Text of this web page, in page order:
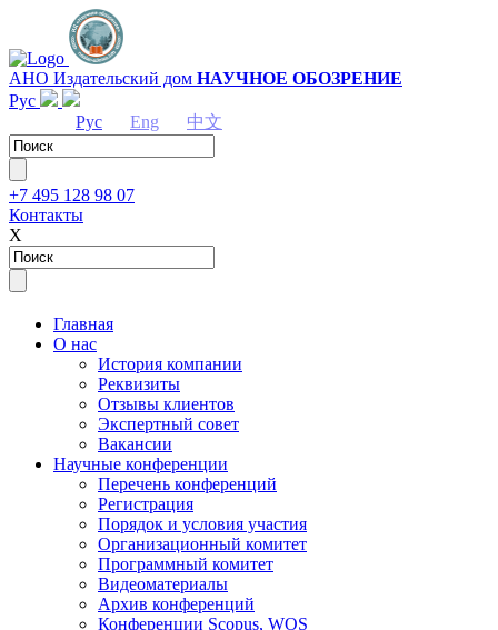
АНО Издательский дом НАУЧНОЕ ОБОЗРЕНИЕ
Рус
Рус
Eng 中文
+7 495 128 98 07
Контакты
Х
Главная
О нас
История компании
Реквизиты
Отзывы клиентов
Экспертный совет
Вакансии
Научные конференции
Перечень конференций
Регистрация
Порядок и условия участия
Организационный комитет
Программный комитет
Видеоматериалы
Архив конференций
Конференции Scopus, WOS